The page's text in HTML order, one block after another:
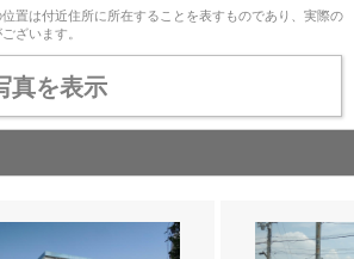
置は付近住所に所在することを表すものであり、実際の
ざいます。
真を表示